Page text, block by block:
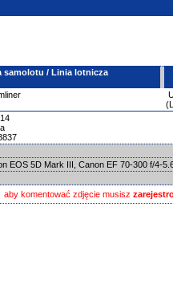
samolotu / Linia lotnicza
EOS 5D Mark III, Canon EF 70-300 f/4-
aby komentować zdjęcie musisz